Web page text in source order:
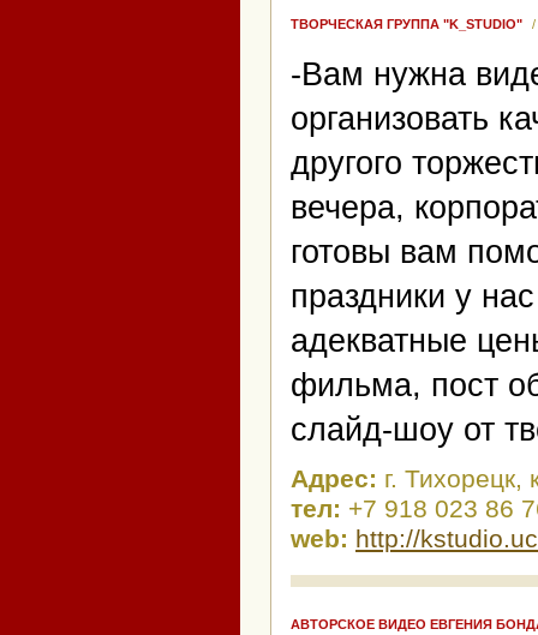
ТВОРЧЕСКАЯ ГРУППА "K_STUDIO" /
-Вам нужна
организовать
другого
вечера,
готовы вам
праздники у
адекватные
фильма, пост
слайд-шоу от
Адрес: г. Тихорецк,
тел: +7 918 023 86
web: http://
АВТОРСКОЕ ВИДЕО ЕВГЕНИЯ